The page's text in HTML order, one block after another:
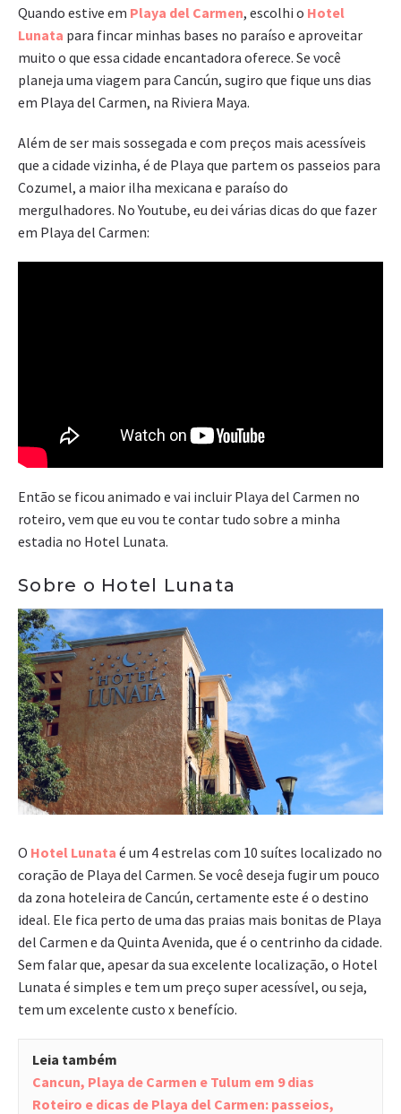
Quando estive em Playa del Carmen, escolhi o Hotel
Lunata para fincar minhas bases no paraíso e aproveitar
muito o que essa cidade encantadora oferece. Se você
planeja uma viagem para Cancún, sugiro que fique uns dias
em Playa del Carmen, na Riviera Maya.
Além de ser mais sossegada e com preços mais acessíveis
que a cidade vizinha, é de Playa que partem os passeios para
Cozumel, a maior ilha mexicana e paraíso do
mergulhadores. No Youtube, eu dei várias dicas do que fazer
em Playa del Carmen:
Então se ficou animado e vai incluir Playa del Carmen no
roteiro, vem que eu vou te contar tudo sobre a minha
estadia no Hotel Lunata.
Sobre o Hotel Lunata
O Hotel Lunata é um 4 estrelas com 10 suítes localizado no
coração de Playa del Carmen. Se você deseja fugir um pouco
da zona hoteleira de Cancún, certamente este é o destino
ideal. Ele fica perto de uma das praias mais bonitas de Playa
del Carmen e da Quinta Avenida, que é o centrinho da cidade.
Sem falar que, apesar da sua excelente localização, o Hotel
Lunata é simples e tem um preço super acessível, ou seja,
tem um excelente custo x benefício.
Leia também
Cancun, Playa de Carmen e Tulum em 9 dias
Roteiro e dicas de Playa del Carmen: passeios,